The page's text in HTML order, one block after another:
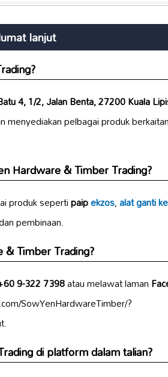
lanjut
4, 1/2, Jalan Benta, 27200 Kuala
menyediakan pelbagai produk berkaitan
Hardware & Timber Trading?
produk sepertipaipekzos,alat ganti
pembinaan.
Timber Trading?
9-322 7398atau melawat laman
SowYenHardwareTimber/?
di platform dalam talian?